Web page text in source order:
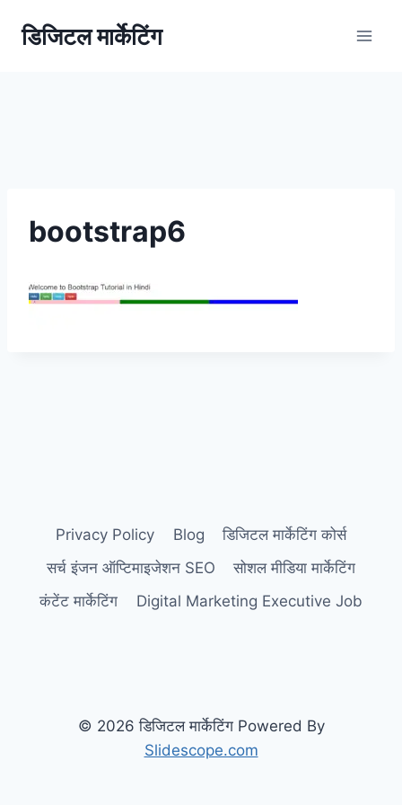
डिजिटल मार्केटिंग
bootstrap6
Privacy Policy Blog
डिजिटल मार्केटिंग कोर्स
सर्च इंजन ऑप्टिमाइजेशन SEO
सोशल मीडिया मार्केटिंग
कंटेंट मार्केटिंग
Digital Marketing Executive Job
© 2026 डिजिटल मार्केटिंग Powered By
Slidescope.com